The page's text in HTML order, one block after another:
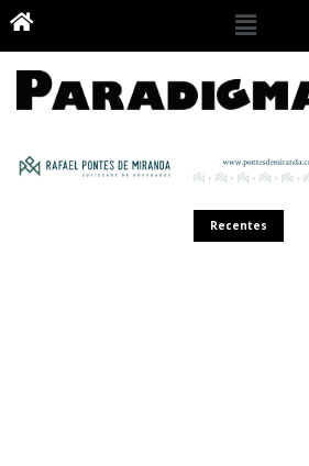
Recentes